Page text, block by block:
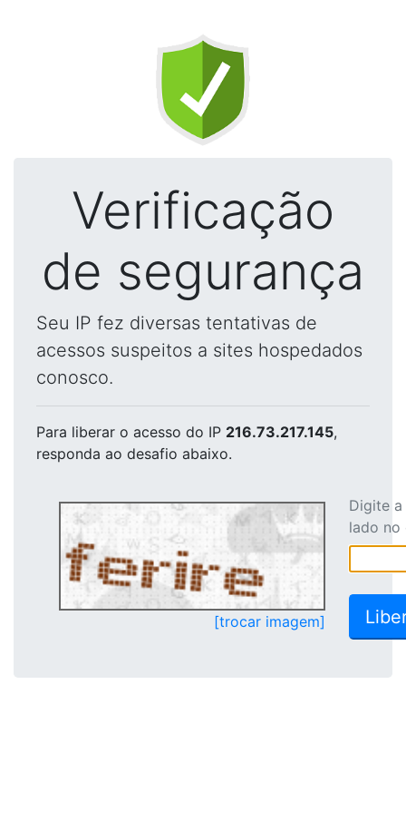
Verificação
de segurança
Seu IP fez diversas tentativas de
acessos suspeitos a sites hospedados
conosco.
Para liberar o acesso do IP 216.73.217.145,
responda ao desafio abaixo.
[trocar imagem]
Digite
lado no